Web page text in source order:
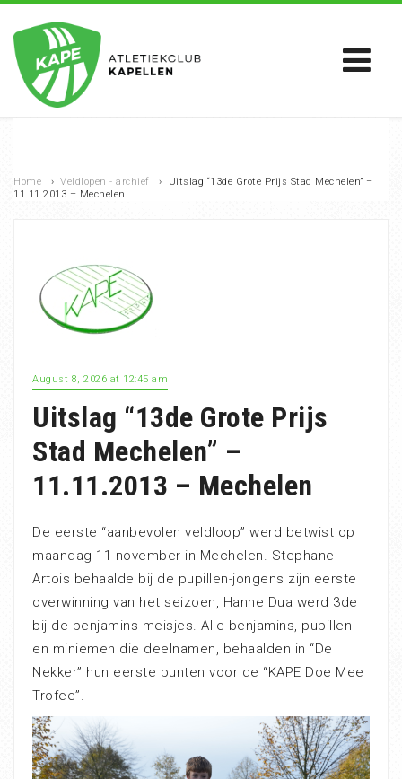
Home › Veldlopen - archief ›
Uitslag “13de Grote Prijs Stad Mechelen” –
11.11.2013 – Mechelen
August 8, 2026 at 12:45 am
Uitslag “13de Grote Prijs
Stad Mechelen” –
11.11.2013 – Mechelen
De eerste “aanbevolen veldloop” werd betwist op
maandag 11 november in Mechelen. Stephane
Artois behaalde bij de pupillen-jongens zijn eerste
overwinning van het seizoen, Hanne Dua werd 3de
bij de benjamins-meisjes. Alle benjamins, pupillen
en miniemen die deelnamen, behaalden in “De
Nekker” hun eerste punten voor de “KAPE Doe Mee
Trofee”.